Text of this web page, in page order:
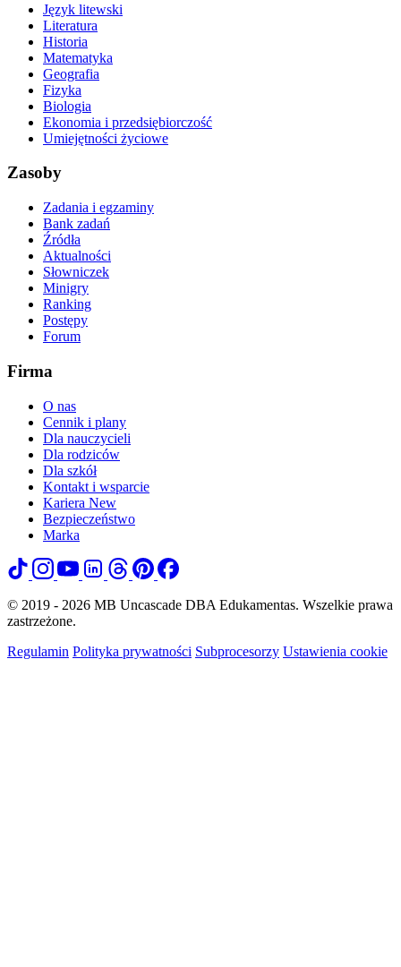
Język litewski
Literatura
Historia
Matematyka
Geografia
Fizyka
Biologia
Ekonomia i przedsiębiorczość
Umiejętności życiowe
Zasoby
Zadania i egzaminy
Bank zadań
Źródła
Aktualności
Słowniczek
Minigry
Ranking
Postępy
Forum
Firma
O nas
Cennik i plany
Dla nauczycieli
Dla rodziców
Dla szkół
Kontakt i wsparcie
Kariera New
Bezpieczeństwo
Marka
© 2019 - 2026 MB Uncascade DBA Edukamentas. Wszelkie prawa
zastrzeżone.
Regulamin Polityka prywatności Subprocesorzy Ustawienia cookie